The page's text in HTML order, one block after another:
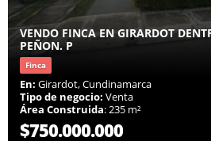
VENDO FINCA EN GIRARDOT
PEÑON. P
Finca
En: Girardot, Cundinamarca
Tipo de negocio: Venta
Área Construida: 235 m²
$750.000.000